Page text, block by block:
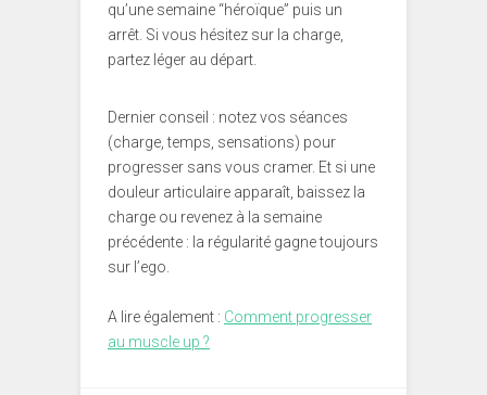
qu’une semaine “héroïque” puis un
arrêt. Si vous hésitez sur la charge,
partez léger au départ.
Dernier conseil : notez vos séances
(charge, temps, sensations) pour
progresser sans vous cramer. Et si une
douleur articulaire apparaît, baissez la
charge ou revenez à la semaine
précédente : la régularité gagne toujours
sur l’ego.
A lire également : Comment progresser
au muscle up ?